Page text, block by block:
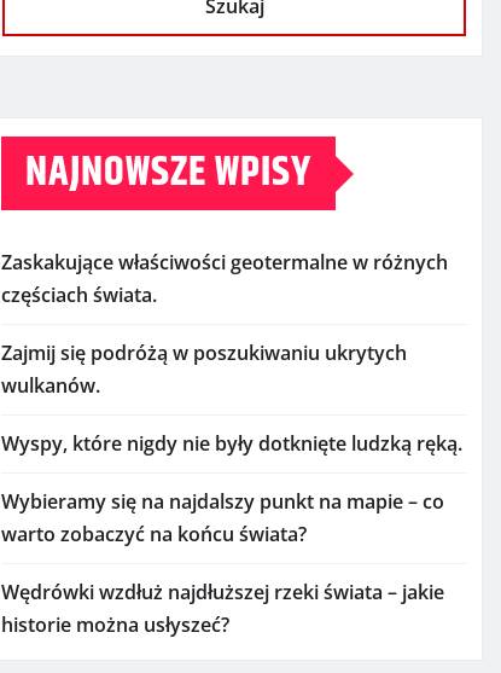
Szukaj
NAJNOWSZE WPISY
Zaskakujące właściwości geotermalne w różnych
częściach świata.
Zajmij się podróżą w poszukiwaniu ukrytych
wulkanów.
Wyspy, które nigdy nie były dotknięte ludzką ręką.
Wybieramy się na najdalszy punkt na mapie – co
warto zobaczyć na końcu świata?
Wędrówki wzdłuż najdłuższej rzeki świata – jakie
historie można usłyszeć?